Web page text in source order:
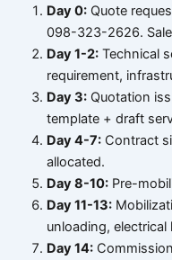
Day 0:Quote
098-323-2626.
Day 1-2:Technical
requirement,
Day 3:Quotation
template + draft
Day 4-7:Contract
allocated.
Day 8-10:Pre-
Day 11-13:
unloading, electrical
Day 14: